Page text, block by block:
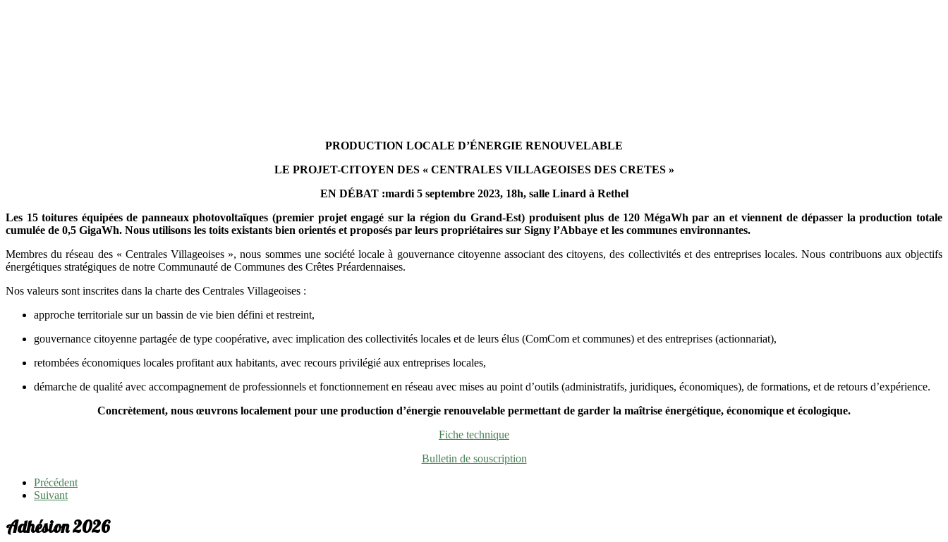
PRODUCTION LOCALE D’ÉNERGIE RENOUVELABLE
LE PROJET-CITOYEN DES « CENTRALES VILLAGEOISES DES CRETES »
EN DÉBAT :mardi 5 septembre 2023, 18h, salle Linard à Rethel
Les 15 toitures équipées de panneaux photovoltaïques (premier projet engagé sur la région du Grand-Est) produisent plus de 120 MégaWh par an et viennent de dépasser la production totale
cumulée de 0,5 GigaWh. Nous utilisons les toits existants bien orientés et proposés par leurs propriétaires sur Signy l’Abbaye et les communes environnantes.
Membres du réseau des « Centrales Villageoises », nous sommes une société locale à gouvernance citoyenne associant des citoyens, des collectivités et des entreprises locales. Nous contribuons aux objectifs
énergétiques stratégiques de notre Communauté de Communes des Crêtes Préardennaises.
Nos valeurs sont inscrites dans la charte des Centrales Villageoises :
approche territoriale sur un bassin de vie bien défini et restreint,
gouvernance citoyenne partagée de type coopérative, avec implication des collectivités locales et de leurs élus (ComCom et communes) et des entreprises (actionnariat),
retombées économiques locales profitant aux habitants, avec recours privilégié aux entreprises locales,
démarche de qualité avec accompagnement de professionnels et fonctionnement en réseau avec mises au point d’outils (administratifs, juridiques, économiques), de formations, et de retours d’expérience.
Concrètement, nous œuvrons localement pour une production d’énergie renouvelable permettant de garder la maîtrise énergétique, économique et écologique.
Fiche technique
Bulletin de souscription
Précédent
Suivant
Adhésion 2026